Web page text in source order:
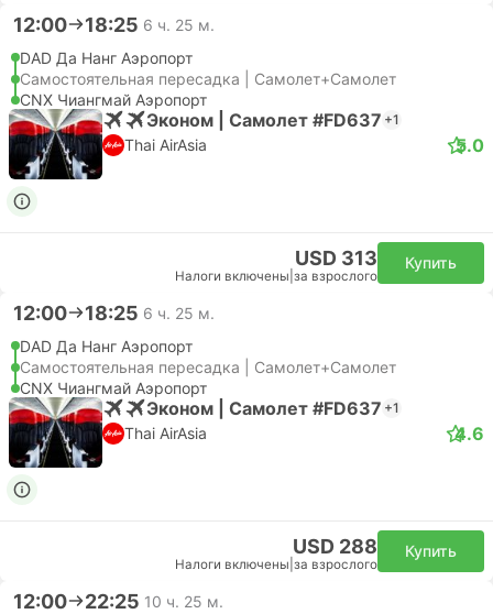
12:00 18:25 6 ч. 25 м.
DAD Да Нанг Аэропорт
Самостоятельная пересадка | Самолет+Самолет
CNX Чиангмай Аэропорт
Эконом | Самолет #FD637 +1
Thai AirAsia 5.0
USD 313
Налоги включены за взрослого
Купить
12:00 18:25 6 ч. 25 м.
DAD Да Нанг Аэропорт
Самостоятельная пересадка | Самолет+Самолет
CNX Чиангмай Аэропорт
Эконом | Самолет #FD637 +1
Thai AirAsia 4.6
USD 288
Налоги включены за взрослого
Купить
12:00 22:25 10 ч. 25 м.